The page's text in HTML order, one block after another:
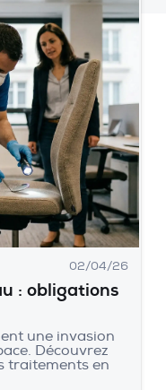
02/04/26
: obligations
une invasion
Découvrez
traitements en